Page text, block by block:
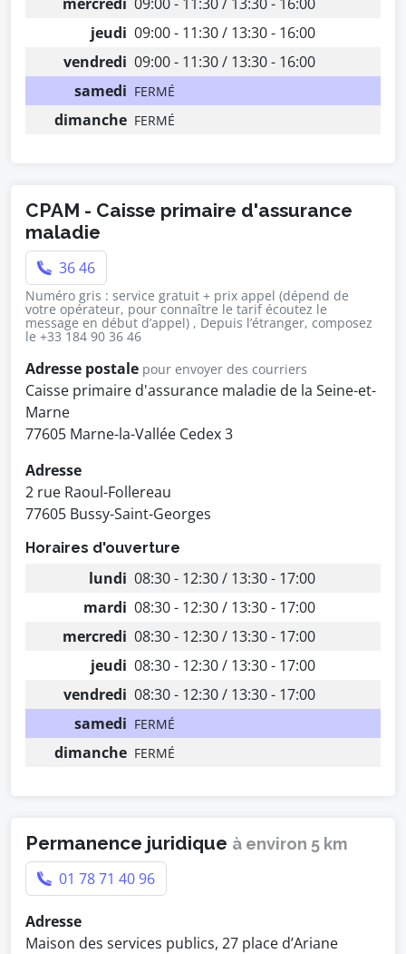
jeudi 09:00 - 11:30 / 13:30 - 16:00
vendredi 09:00 - 11:30 / 13:30 - 16:00
samedi FERMÉ
dimanche FERMÉ
CPAM - Caisse primaire d'assurance
maladie
36 46
Numéro gris : service gratuit + prix appel (dépend de
votre opérateur, pour connaître le tarif écoutez le
message en début d’appel) , Depuis l’étranger, composez
le +33 184 90 36 46
Adresse postale pour envoyer des courriers
Caisse primaire d'assurance maladie de la Seine-et-
Marne
77605 Marne-la-Vallée Cedex 3
Adresse
2 rue Raoul-Follereau
77605 Bussy-Saint-Georges
Horaires d'ouverture
lundi 08:30 - 12:30 / 13:30 - 17:00
mardi 08:30 - 12:30 / 13:30 - 17:00
mercredi 08:30 - 12:30 / 13:30 - 17:00
jeudi 08:30 - 12:30 / 13:30 - 17:00
vendredi 08:30 - 12:30 / 13:30 - 17:00
samedi FERMÉ
dimanche FERMÉ
Permanence juridique à environ 5 km
01 78 71 40 96
Adresse
Maison des services publics, 27 place d’Ariane